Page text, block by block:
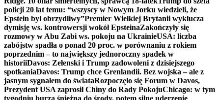
policji 20 lat temu: “wszyscy w Nowym Jorku wiedzieli, że
Epstein był obrzydliwy”Premier Wielkiej Brytanii wyklucza
dymisję ws. kontrowersji wokół EpsteinaZakończyły się
rozmowy w Abu Zabi ws. pokoju na UkrainieUSA: liczba
zabójstw spadła o ponad 20 proc. w porównaniu z rokiem
poprzednim – to największy jednoroczny spadek w
historiiDavos: Zełenski i Trump zadowoleni z dzisiejszego
spotkaniaDavos: Trump chce Grenlandii. Bez wojska – ale z
jasnym sygnałem do świataRozpoczęło się Forum w Davos,
Prezydent USA zaprosił Chiny do Rady PokojuChicago: w tym